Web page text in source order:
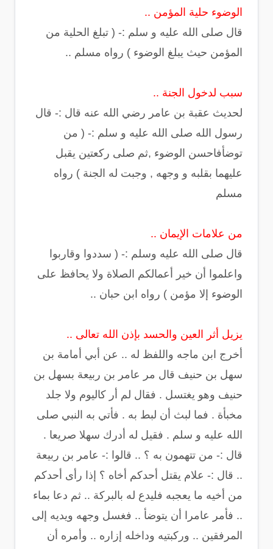
الوضوء حلية المؤمن ..
قال صلى الله عليه و سلم :- ( تبلغ الحلية من
المؤمن حيث يبلغ الوضوء ) رواه مسلم ..
سبب لدخول الجنة ..
لحديث عقبة بن عامر رضي الله عنه قال :- قال
رسول الله صلى الله عليه و سلم :- ( من
توضأفاحسن الوضوء ,ثم صلى ركعتين يقبل
عليهما بقلبه و وجهه , وجبت له الجنة ) رواه
مسلم
من علامات الإيمان ..
قال صلى الله عليه وسلم :- ( سددوا وقاربوا
واعلموا أن خير أعمالكم الصلاة ولا يحافظ على
الوضوء إلا مؤمن ) رواه ابن حبان ..
يزيل أثر العين والحسد بإذن الله تعالى ..
أخرج ابن ماجه واللفظ له .. عن أبي أمامة بن
سهل بن حنيف قال مر عامر بن ربيعة بسهل بن
حنيف وهو يغتسل . فقال لم أر كاليوم ولا جلد
مخبأة . فما لبث أن لبط به . فأتي به النبي صلى
الله عليه و سلم . فقيل له أدرك سهلا صريعا .
قال :- من تتهمون به ؟ .. قالوا :- عامر بن ربيعة
.. قال :- علام يقتل أحدكم أخاه ؟ إذا رأى أحدكم
من أخيه ما يعجبه فليدع له بالبركة .. ثم دعا بماء
.. فأمر عامرا أن يتوضأ .. فغسل وجهه ويديه إلى
المرفقين .. وركبتيه وداخله إزاره .. وأمره أن